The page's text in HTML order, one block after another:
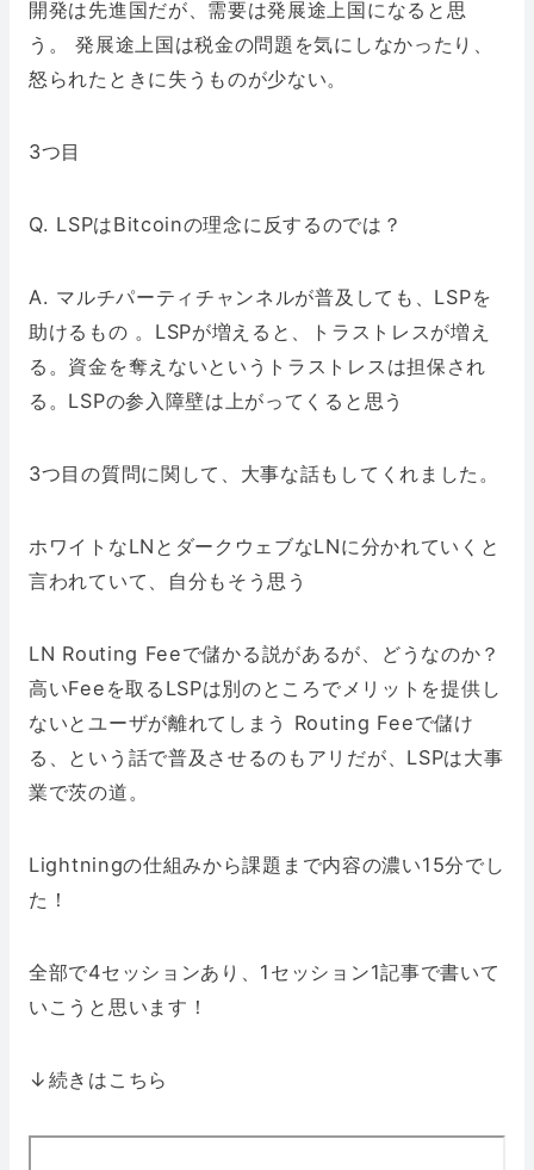
開発は先進国だが、需要は発展途上国になると思
う。 発展途上国は税金の問題を気にしなかったり、
怒られたときに失うものが少ない。
3つ目
Q. LSPはBitcoinの理念に反するのでは？
A. マルチパーティチャンネルが普及しても、LSPを
助けるもの 。LSPが増えると、トラストレスが増え
る。資金を奪えないというトラストレスは担保され
る。LSPの参入障壁は上がってくると思う
3つ目の質問に関して、大事な話もしてくれました。
ホワイトなLNとダークウェブなLNに分かれていくと
言われていて、自分もそう思う
LN Routing Feeで儲かる説があるが、どうなのか？
高いFeeを取るLSPは別のところでメリットを提供し
ないとユーザが離れてしまう Routing Feeで儲け
る、という話で普及させるのもアリだが、LSPは大事
業で茨の道。
Lightningの仕組みから課題まで内容の濃い15分でし
た！
全部で4セッションあり、1セッション1記事で書いて
いこうと思います！
↓続きはこちら